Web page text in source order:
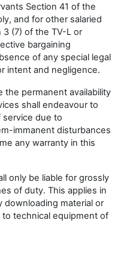
Section 41 of the
and for other salaried
(7) of the TV-L or
bargaining
of any special legal
intent and negligence.
the permanent availability
shall endeavour to
due to
immanent disturbances
any warranty in this
only be liable for grossly
of duty. This applies in
downloading material or
technical equipment of